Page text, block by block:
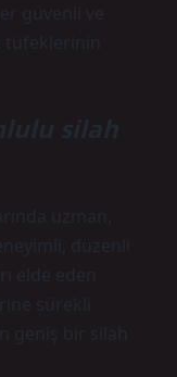
güvenli ve
silah
uzman,
düzenli
elde eden
sürekli
geniş bir silah